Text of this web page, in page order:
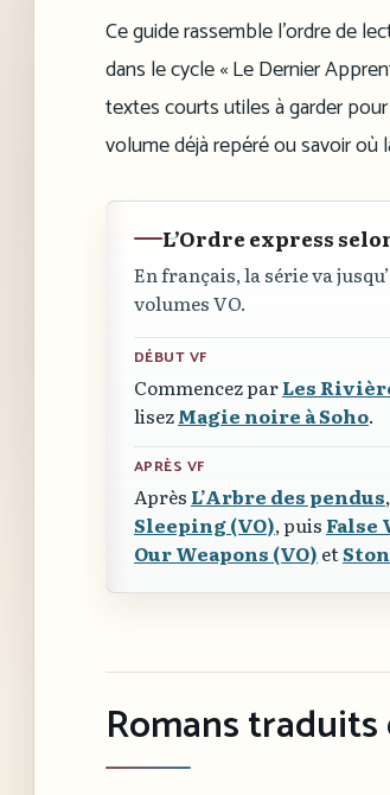
Ce guide rassemble l’ordre de
dans le cycle « Le Dernier
textes courts utiles à garder
volume déjà repéré ou savoir où
L’Ordre express
En français, la série va
volumes VO.
DÉBUT VF
Commencez parLes
lisezMagie noire à Soho.
APRÈS VF
Après L’Arbre des pendus
Sleeping (VO), puis False
Our Weapons (VO) et
Romans